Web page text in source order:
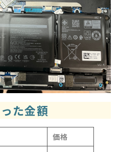
た金額
価格